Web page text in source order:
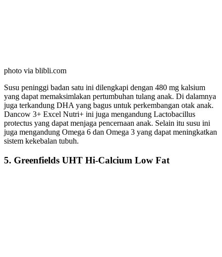
photo via blibli.com
Susu peninggi badan satu ini dilengkapi dengan 480 mg kalsium
yang dapat memaksimlakan pertumbuhan tulang anak. Di dalamnya
juga terkandung DHA yang bagus untuk perkembangan otak anak.
Dancow 3+ Excel Nutri+ ini juga mengandung Lactobacillus
protectus yang dapat menjaga pencernaan anak. Selain itu susu ini
juga mengandung Omega 6 dan Omega 3 yang dapat meningkatkan
sistem kekebalan tubuh.
5. Greenfields UHT Hi-Calcium Low Fat